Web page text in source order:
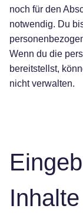
noch für den
notwendig. Du
Wenn du die
bereitstellst,
nicht verwalten.